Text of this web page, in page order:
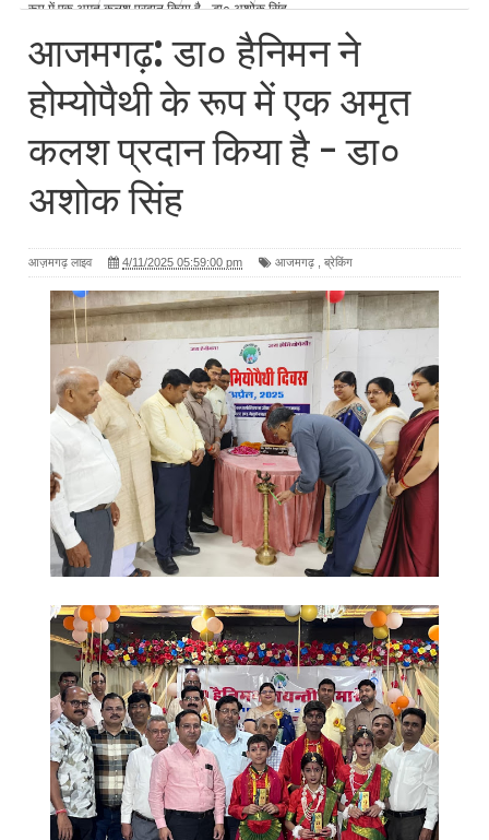
रूप में एक अमृत कलश प्रदान किया है - डा० अशोक सिंह
आजमगढ़: डा० हैनिमन ने
होम्योपैथी के रूप में एक अमृत
कलश प्रदान किया है - डा०
अशोक सिंह
आज़मगढ़ लाइव 4/11/2025 05:59:00 pm आजमगढ़ ब्रेकिंग